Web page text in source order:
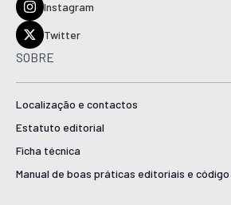
Instagram
Twitter
SOBRE
Localização e contactos
Estatuto editorial
Ficha técnica
Manual de boas práticas editoriais e